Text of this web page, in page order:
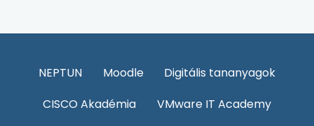
NEPTUN Moodle
Digitális tananyagok
CISCO Akadémia
VMware IT Academy